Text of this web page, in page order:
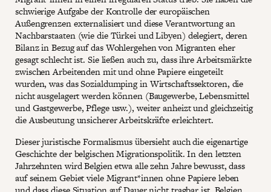
schwierige Aufgabe der Kontrolle der europäischen
Außengrenzen externalisiert und diese Verantwortung an
Nachbarstaaten (wie die Türkei und Libyen) delegiert, deren
Bilanz in Bezug auf das Wohlergehen von Migranten eher
gesagt schlecht ist. Sie ließen auch zu, dass ihre Arbeitsmärkte
zwischen Arbeitenden mit und ohne Papiere eingeteilt
wurden, was das Sozialdumping in Wirtschaftssektoren, die
nicht ausgelagert werden können (Baugewerbe, Lebensmittel
und Gastgewerbe, Pflege usw.), weiter anheizt und gleichzeitig
die Ausbeutung unsicherer Arbeitskräfte erleichtert.
Dieser juristische Formalismus übersieht auch die eigenartige
Geschichte der belgischen Migrationspolitik. In den letzten
Jahrzehnten wird Belgien etwa alle zehn Jahre bewusst, dass
auf seinem Gebiet viele Migrant*innen ohne Papiere leben